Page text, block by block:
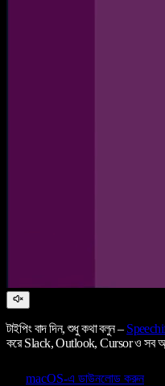
টাইপিং বাদ দিন, শুধু কথা বলুন –
করে Slack, Outlook, Cursor ও সব
macOS-এ ডাউনলোড করুন